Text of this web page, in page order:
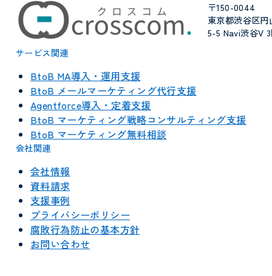
〒150-0044
東京都渋谷区円
5-5 Navi渋谷V
サービス関連
BtoB MA導入・運用支援
BtoB メールマーケティング代行支援
Agentforce導入・定着支援
BtoB マーケティング戦略コンサルティング支援
BtoB マーケティング無料相談
会社関連
会社情報
資料請求
支援事例
プライバシーポリシー
腐敗行為防止の基本方針
お問い合わせ